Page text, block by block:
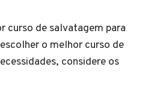
curso de salvatagem para
o melhor curso de
considere os